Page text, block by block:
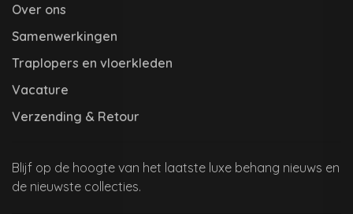
Over ons
Samenwerkingen
Traplopers en vloerkleden
Vacature
Verzending & Retour
Blijf op de hoogte van het laatste luxe behang nieuws en
de nieuwste collecties.